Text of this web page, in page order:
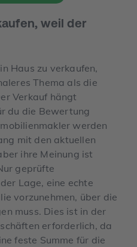
weil der
Haus zu verkaufen,
Thema als die
Verkauf hängt
du die Bewertung
werden
mit den aktuellen
ihre Meinung ist
geprüfte
Lage, eine echte
vorzunehmen, über die
muss. Dies ist in der
erforderlich, da
feste Summe für die